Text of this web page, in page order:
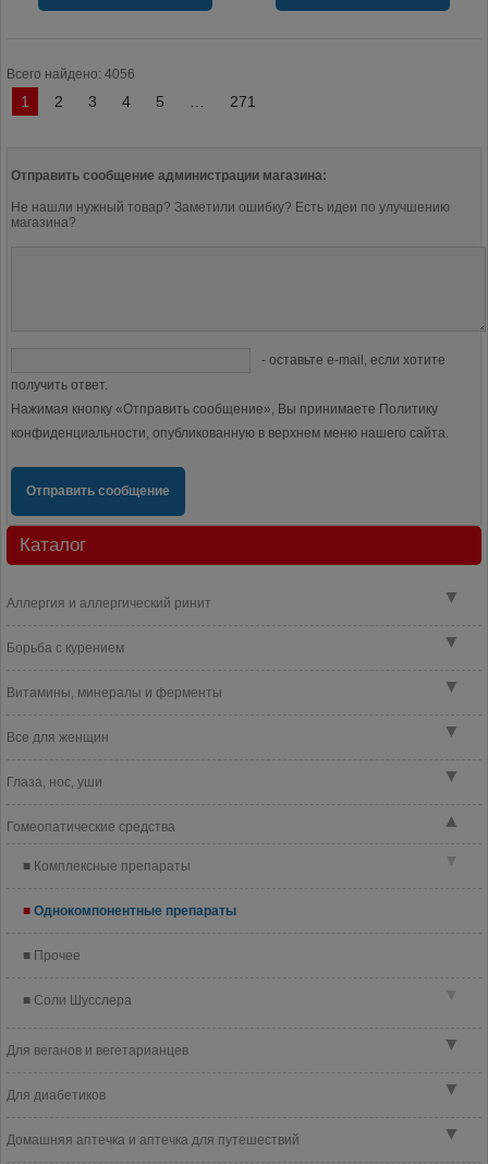
Всего найдено: 4056
1 2 3 4 5 271
Отправить сообщение администрации магазина:
Не нашли нужный товар? Заметили ошибку? Есть идеи по улучшению
магазина?
- оставьте e-mail, если хотите
получить ответ.
Нажимая кнопку «Отправить сообщение», Вы принимаете Политику
конфиденциальности, опубликованную в верхнем меню нашего сайта.
Отправить сообщение
Каталог
▼
Аллергия и аллергический ринит
▼
Борьба с курением
▼
Витамины, минералы и ферменты
▼
Все для женщин
▼
Глаза, нос, уши
▲
Гомеопатические средства
▼
Комплексные препараты
Однокомпонентные препараты
Прочее
▼
Соли Шусслера
▼
Для веганов и вегетарианцев
▼
Для диабетиков
▼
Домашняя аптечка и аптечка для путешествий